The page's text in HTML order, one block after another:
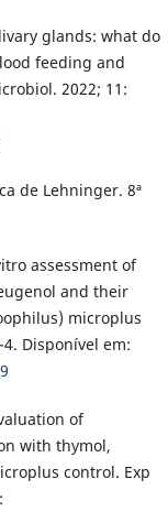
glands: what do
feeding and
2022; 11:
de Lehninger. 8ª
assessment of
and their
microplus
Disponível em:
of
with thymol,
control. Exp